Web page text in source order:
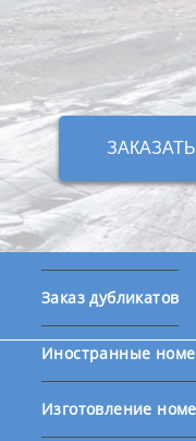
Заказ дубликатов
Иностранные
Изготовление